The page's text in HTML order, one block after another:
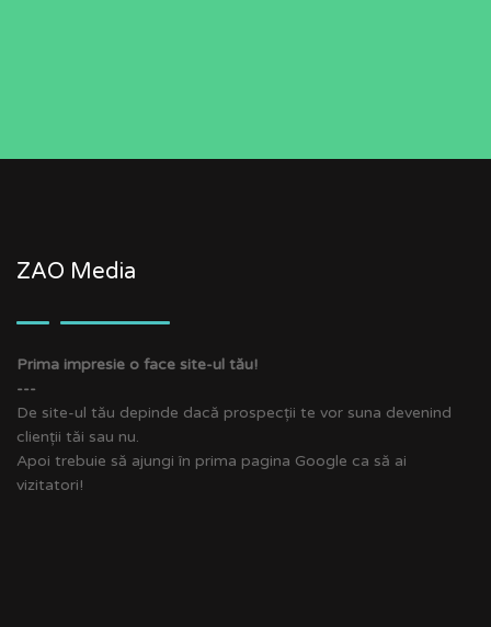
ZAO Media
Prima impresie o face site-ul tău!
---
De site-ul tău depinde dacă prospecții te vor suna devenind
clienții tăi sau nu.
Apoi trebuie să ajungi în prima pagina Google ca să ai
vizitatori!